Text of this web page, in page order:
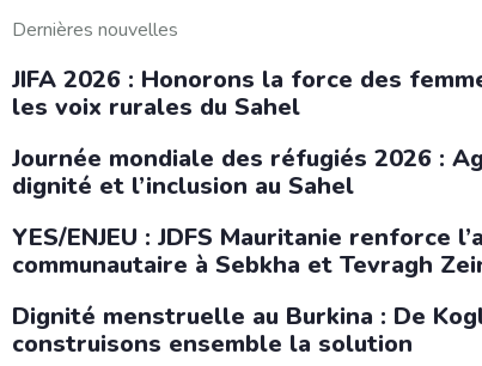
Dernières nouvelles
JIFA 2026 : Honorons la force des
les voix rurales du Sahel
Journée mondiale des réfugiés 2026 :
dignité et l’inclusion au Sahel
YES/ENJEU : JDFS Mauritanie renforce
communautaire à Sebkha et Tevragh
Dignité menstruelle au Burkina : De
construisons ensemble la solution